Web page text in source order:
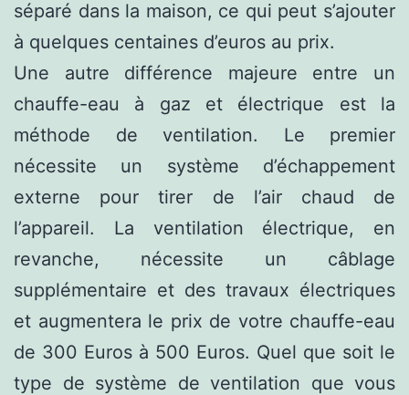
séparé dans la maison, ce qui peut s’ajouter
à quelques centaines d’euros au prix.
Une autre différence majeure entre un
chauffe-eau à gaz et électrique est la
méthode de ventilation. Le premier
nécessite un système d’échappement
externe pour tirer de l’air chaud de
l’appareil. La ventilation électrique, en
revanche, nécessite un câblage
supplémentaire et des travaux électriques
et augmentera le prix de votre chauffe-eau
de 300 Euros à 500 Euros. Quel que soit le
type de système de ventilation que vous